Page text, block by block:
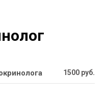
1500 руб.